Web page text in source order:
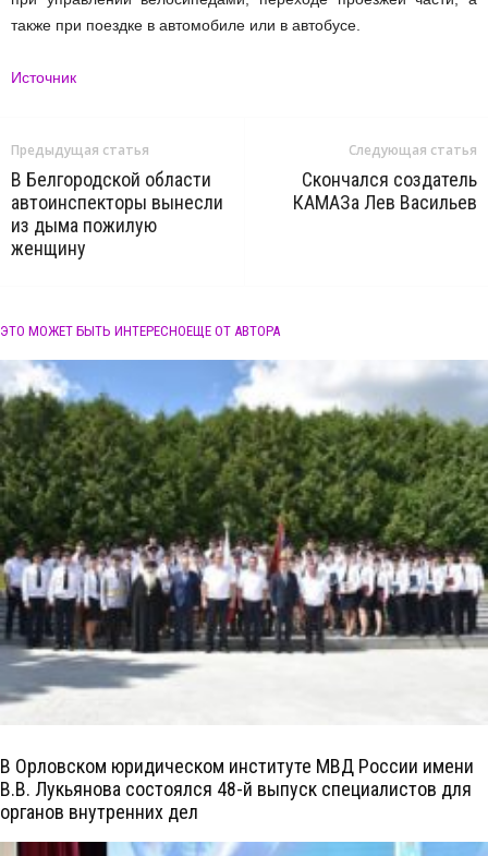
также при поездке в автомобиле или в автобусе.
Источник
Предыдущая статья
В Белгородской области
автоинспекторы вынесли
из дыма пожилую
женщину
Следующая статья
Скончался создатель
КАМАЗа Лев Васильев
ЭТО МОЖЕТ БЫТЬ ИНТЕРЕСНОЕЩЕ ОТ АВТОРА
В Орловском юридическом институте МВД России имени
В.В. Лукьянова состоялся 48-й выпуск специалистов для
органов внутренних дел